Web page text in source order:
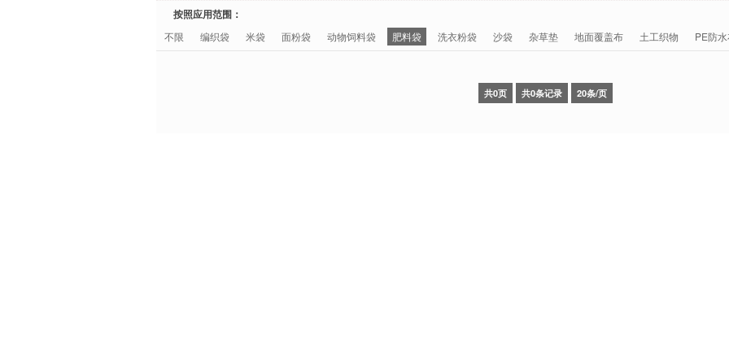
按照应用范围：
不限 编织袋 米袋 面粉袋 动物饲料袋 肥料袋 洗衣粉袋 沙袋 杂草垫 地面覆盖布 土工织物 PE防
共0页 共0条记录 20条/页